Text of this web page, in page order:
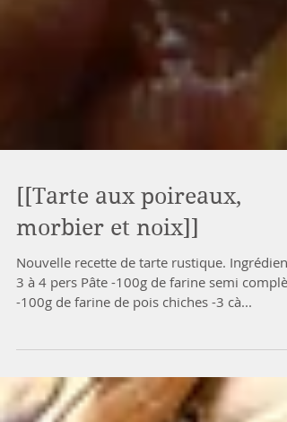
[[Tarte aux poireaux,
morbier et noix]]
Nouvelle recette de tarte rustique.
-100g de farine de pois chiches -3 cà...